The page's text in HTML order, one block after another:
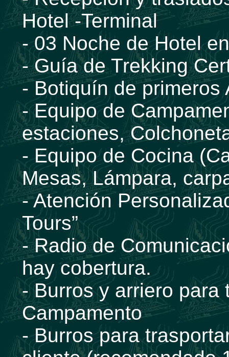
Hotel -Terminal
- 03 Noche de Hotel
- Guía de Trekking
- Botiquín de primeros
- Equipo de
estaciones,
- Equipo de Cocina
Mesas, Lámpara,
- Atención
Tours”
- Radio de
hay cobertura.
- Burros y arriero para
Campamento
- Burros para